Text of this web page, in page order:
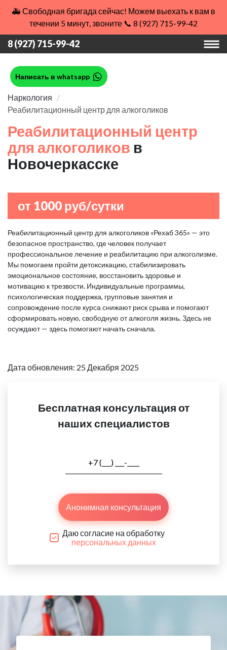
🚑 Свободная бригада сейчас! Можем выехать к вам в
течении 5 минут, звоните 📞 8 (927) 715-99-42
8 (927) 715-99-42
Написать в whatsapp
Наркология
Реабилитационный центр для алкоголиков
Реабилитационный центр
для алкоголиков в
Новочеркасске
от 1000 руб/сутки
Реабилитационный центр для алкоголиков «Рехаб 365» — это
безопасное пространство, где человек получает
профессиональное лечение и реабилитацию при алкоголизме.
Мы помогаем пройти детоксикацию, стабилизировать
эмоциональное состояние, восстановить здоровье и
мотивацию к трезвости. Индивидуальные программы,
психологическая поддержка, групповые занятия и
сопровождение после курса снижают риск срыва и помогают
сформировать новую, свободную от алкоголя жизнь. Здесь не
осуждают — здесь помогают начать сначала.
Дата обновления: 25 Декабря 2025
Бесплатная консультация от
наших специалистов
Анонимная консультация
Даю согласие на обработку
персональных данных